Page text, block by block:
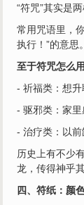
“符咒”其实是
常用咒语里，
执行！”的意思。
至于符咒怎么
- 祈福类：想升
- 驱邪类：家里
- 治疗类：以前
历史上有不少
龙，传得神乎
四、符纸：颜